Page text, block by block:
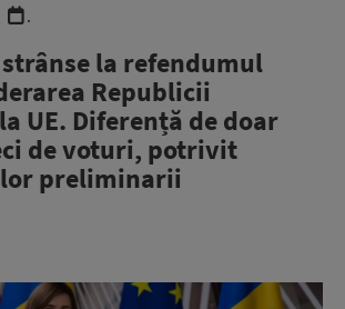
.
la refendumul
Republicii
UE. Diferență de doar
de voturi, potrivit
preliminarii